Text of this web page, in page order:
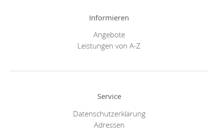
Informieren
Angebote
Leistungen von A-Z
Service
Datenschutzerklärung
Adressen